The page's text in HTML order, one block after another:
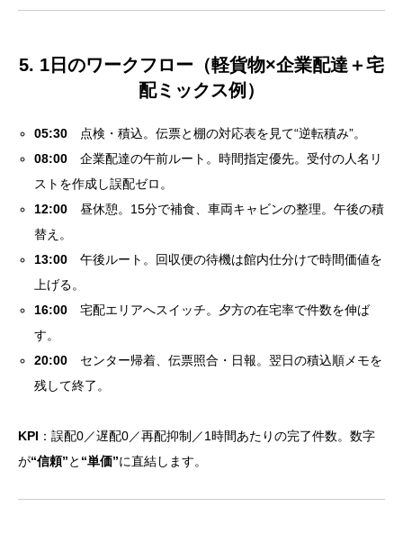
5. 1日のワークフロー（軽貨物×企業配達＋宅
配ミックス例）
05:30 点検・積込。伝票と棚の対応表を見て“逆転積み”。
08:00 企業配達の午前ルート。時間指定優先。受付の人名リ
ストを作成し誤配ゼロ。
12:00 昼休憩。15分で補食、車両キャビンの整理。午後の積
替え。
13:00 午後ルート。回収便の待機は館内仕分けで時間価値を
上げる。
16:00 宅配エリアへスイッチ。夕方の在宅率で件数を伸ば
す。
20:00 センター帰着、伝票照合・日報。翌日の積込順メモを
残して終了。
KPI ：誤配0／遅配0／再配抑制／1時間あたりの完了件数。数字
が“信頼”と “単価”に直結します。
目次